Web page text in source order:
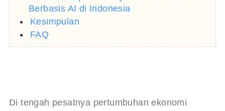
Berbasis AI di Indonesia
Kesimpulan
FAQ
Di tengah pesatnya pertumbuhan ekonomi